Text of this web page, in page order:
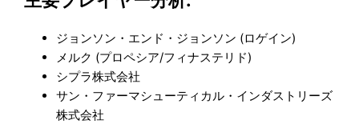
ジョンソン・エンド・ジョンソン (ロゲイン)
メルク (プロペシア/フィナステリド)
シプラ株式会社
サン・ファーマシューティカル・インダストリーズ
株式会社